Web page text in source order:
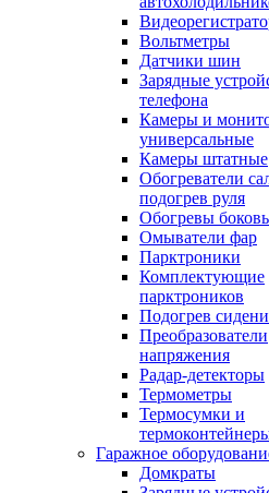
Вольтметры
Датчики шин
Зарядные
телефона
Камеры и
универсальные
Камеры штатные
Обогреватели
подогрев руля
Обогревы
Омыватели фар
Парктроники
Комплектующие
парктроников
Подогрев
Преобразователи
напряжения
Радар-детекторы
Термометры
Термосумки и
Гаражное
Домкраты